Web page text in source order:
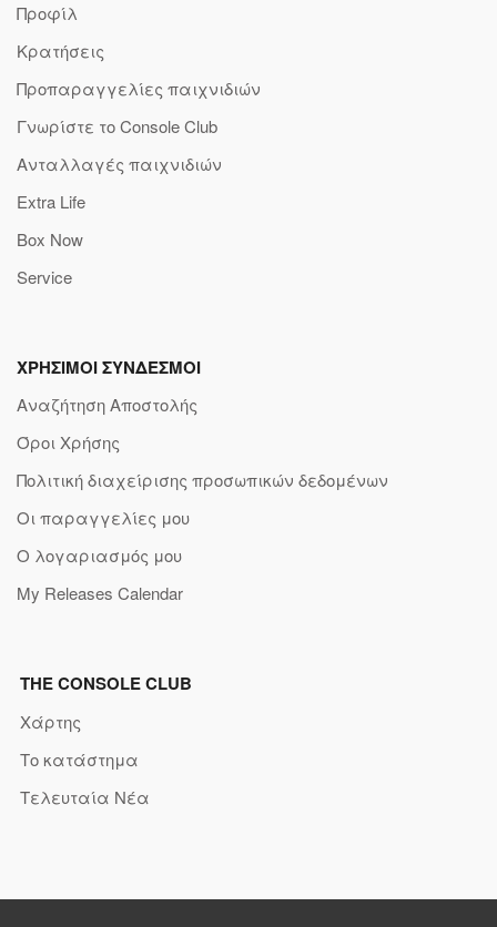
Προφίλ
Κρατήσεις
Προπαραγγελίες παιχνιδιών
Γνωρίστε το Console Club
Ανταλλαγές παιχνιδιών
Extra Life
Box Now
Service
ΧΡΗΣΙΜΟΙ ΣΥΝΔΕΣΜΟΙ
Αναζήτηση Αποστολής
Όροι Χρήσης
Πολιτική διαχείρισης προσωπικών δεδομένων
Οι παραγγελίες μου
Ο λογαριασμός μου
My Releases Calendar
THE CONSOLE CLUB
Χάρτης
Το κατάστημα
Τελευταία Νέα